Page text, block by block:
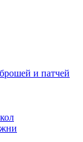
и патчей